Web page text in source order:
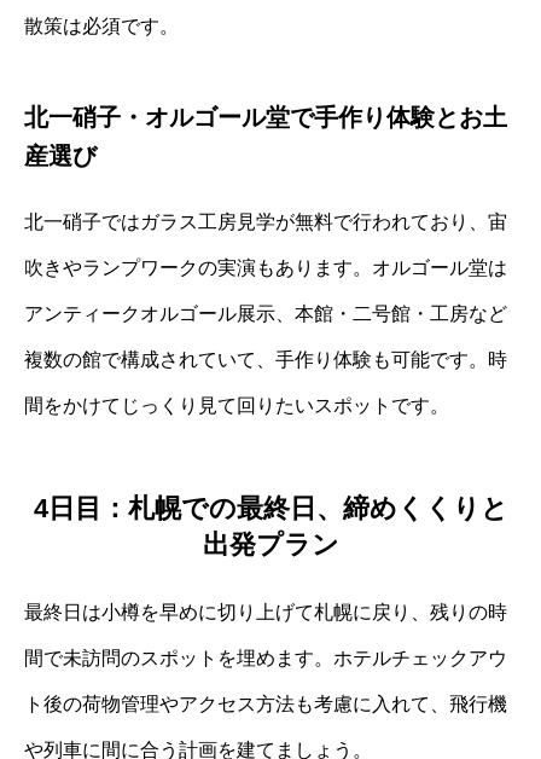
散策は必須です。
北一硝子・オルゴール堂で手作り体験とお土
産選び
北一硝子ではガラス工房見学が無料で行われており、宙
吹きやランプワークの実演もあります。オルゴール堂は
アンティークオルゴール展示、本館・二号館・工房など
複数の館で構成されていて、手作り体験も可能です。時
間をかけてじっくり見て回りたいスポットです。
4日目：札幌での最終日、締めくくりと
出発プラン
最終日は小樽を早めに切り上げて札幌に戻り、残りの時
間で未訪問のスポットを埋めます。ホテルチェックアウ
ト後の荷物管理やアクセス方法も考慮に入れて、飛行機
や列車に間に合う計画を建てましょう。